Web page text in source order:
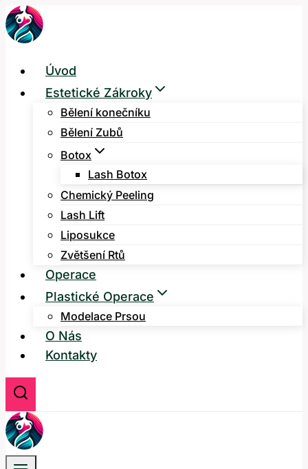
Přeskočit
na
Úvod
Estetické Zákroky
Bělení konečníku
Bělení Zubů
Botox
Lash Botox
Chemický Peeling
Lash Lift
Liposukce
Zvětšení Rtů
Operace
Plastické Operace
Modelace Prsou
O Nás
Kontakty